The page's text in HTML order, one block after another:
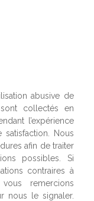
abusive de
collectés en
l’expérience
satisfaction. Nous
afin de traiter
possibles. Si
contraires à
remercions
nous le signaler.